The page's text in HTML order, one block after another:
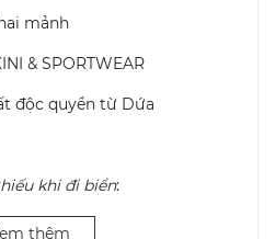
mảnh
& SPORTWEAR
độc quyền từ Dứa
khi đi biển:
bộ áo tắm, bikini sẽ là sự
thêm